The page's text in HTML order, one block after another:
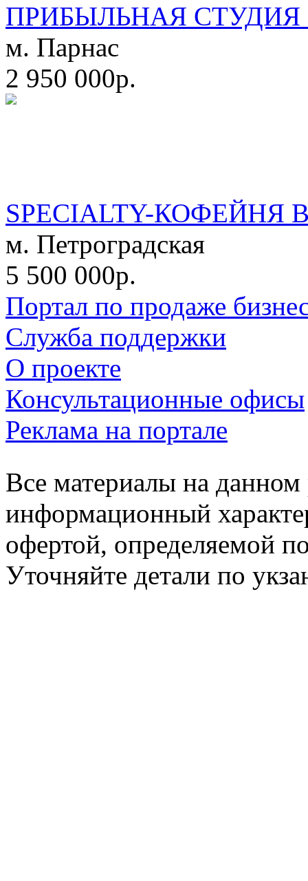
ПРИБЫЛЬНАЯ СТУДИЯ
м. Парнас
2 950 000р.
SPECIALTY-
м. Петроградская
5 500 000р.
Портал по продаже
Служба поддержки
О проекте
Консультационные офисы
Реклама на портале
Все материалы на данном
информационный
офертой, определяемой
Уточняйте детали по